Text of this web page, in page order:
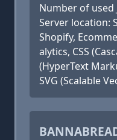
Number of used
Server location:
Shopify,
alytics, CSS
(HyperText
SVG (Scalable